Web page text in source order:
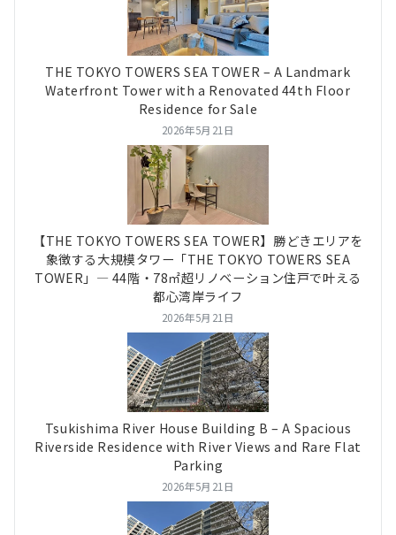
THE TOKYO TOWERS SEA TOWER – A Landmark
Waterfront Tower with a Renovated 44th Floor
Residence for Sale
2026年5月21日
【THE TOKYO TOWERS SEA TOWER】勝どきエリアを
象徴する大規模タワー「THE TOKYO TOWERS SEA
TOWER」― 44階・78㎡超リノベーション住戸で叶える
都心湾岸ライフ
2026年5月21日
Tsukishima River House Building B – A Spacious
Riverside Residence with River Views and Rare Flat
Parking
2026年5月21日